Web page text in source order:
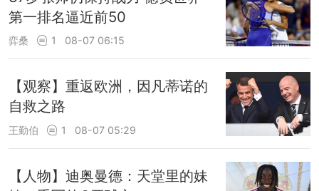
第一排名逼近前50
弈桑 1 08-07 06:15
【观察】重返欧洲，因凡蒂诺的
自救之路
王勤伯 1 08-07 05:29
【人物】迪奥曼德：天堂里的妹